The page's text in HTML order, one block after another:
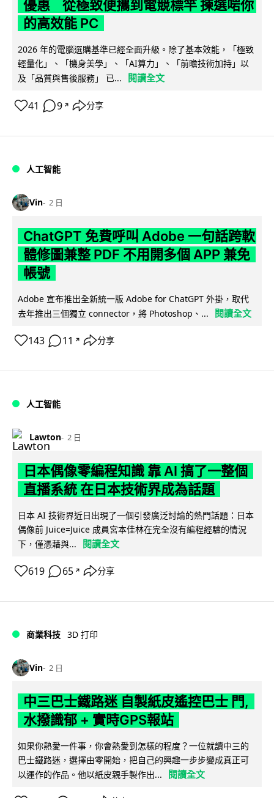
優惠 從極致便攜到電競標竿 揀選啱你
的高效能 PC
2026 年的電腦選購基準已經全面升級。除了基本效能，「極致
輕量化」、「機身美學」、「AI算力」、「前瞻技術加持」以
及「品質與售後服務」 已...
閱讀全文
41 9 ↗ 分享
人工智能
Vin 2 日
ChatGPT 免費呼叫 Adobe 一句話跨軟
體修圖兼整 PDF 不用開多個 APP 兼免
帳號
Adobe 宣布推出全新統一版 Adobe for ChatGPT 外掛，取代
去年推出三個獨立 connector，將 Photoshop、...
閱讀全文
143 11 ↗ 分享
人工智能
Lawton 2 日
日本偶像零編程知識 靠 AI 搞了一整個
直播系統 在日本技術界成為話題
日本 AI 技術界近日出現了一個引發廣泛討論的熱門話題：日本
偶像前 Juice=Juice 成員宮本佳林在完全沒有編程經驗的情況
下，僅憑藉與...
閱讀全文
619 65 ↗ 分享
商業科技 3D 打印
Vin 2 日
中三巴士鐵路迷 自製紙皮遙控巴士 門,
水撥識郁 + 實時GPS報站
如果你熱愛一件事，你會熱愛到怎樣的程度？一位就讀中三的
巴士鐵路迷，選擇由零開始，把自己的興趣一步步變成真正可
以運作的作品。他以紙皮親手製作出...
閱讀全文